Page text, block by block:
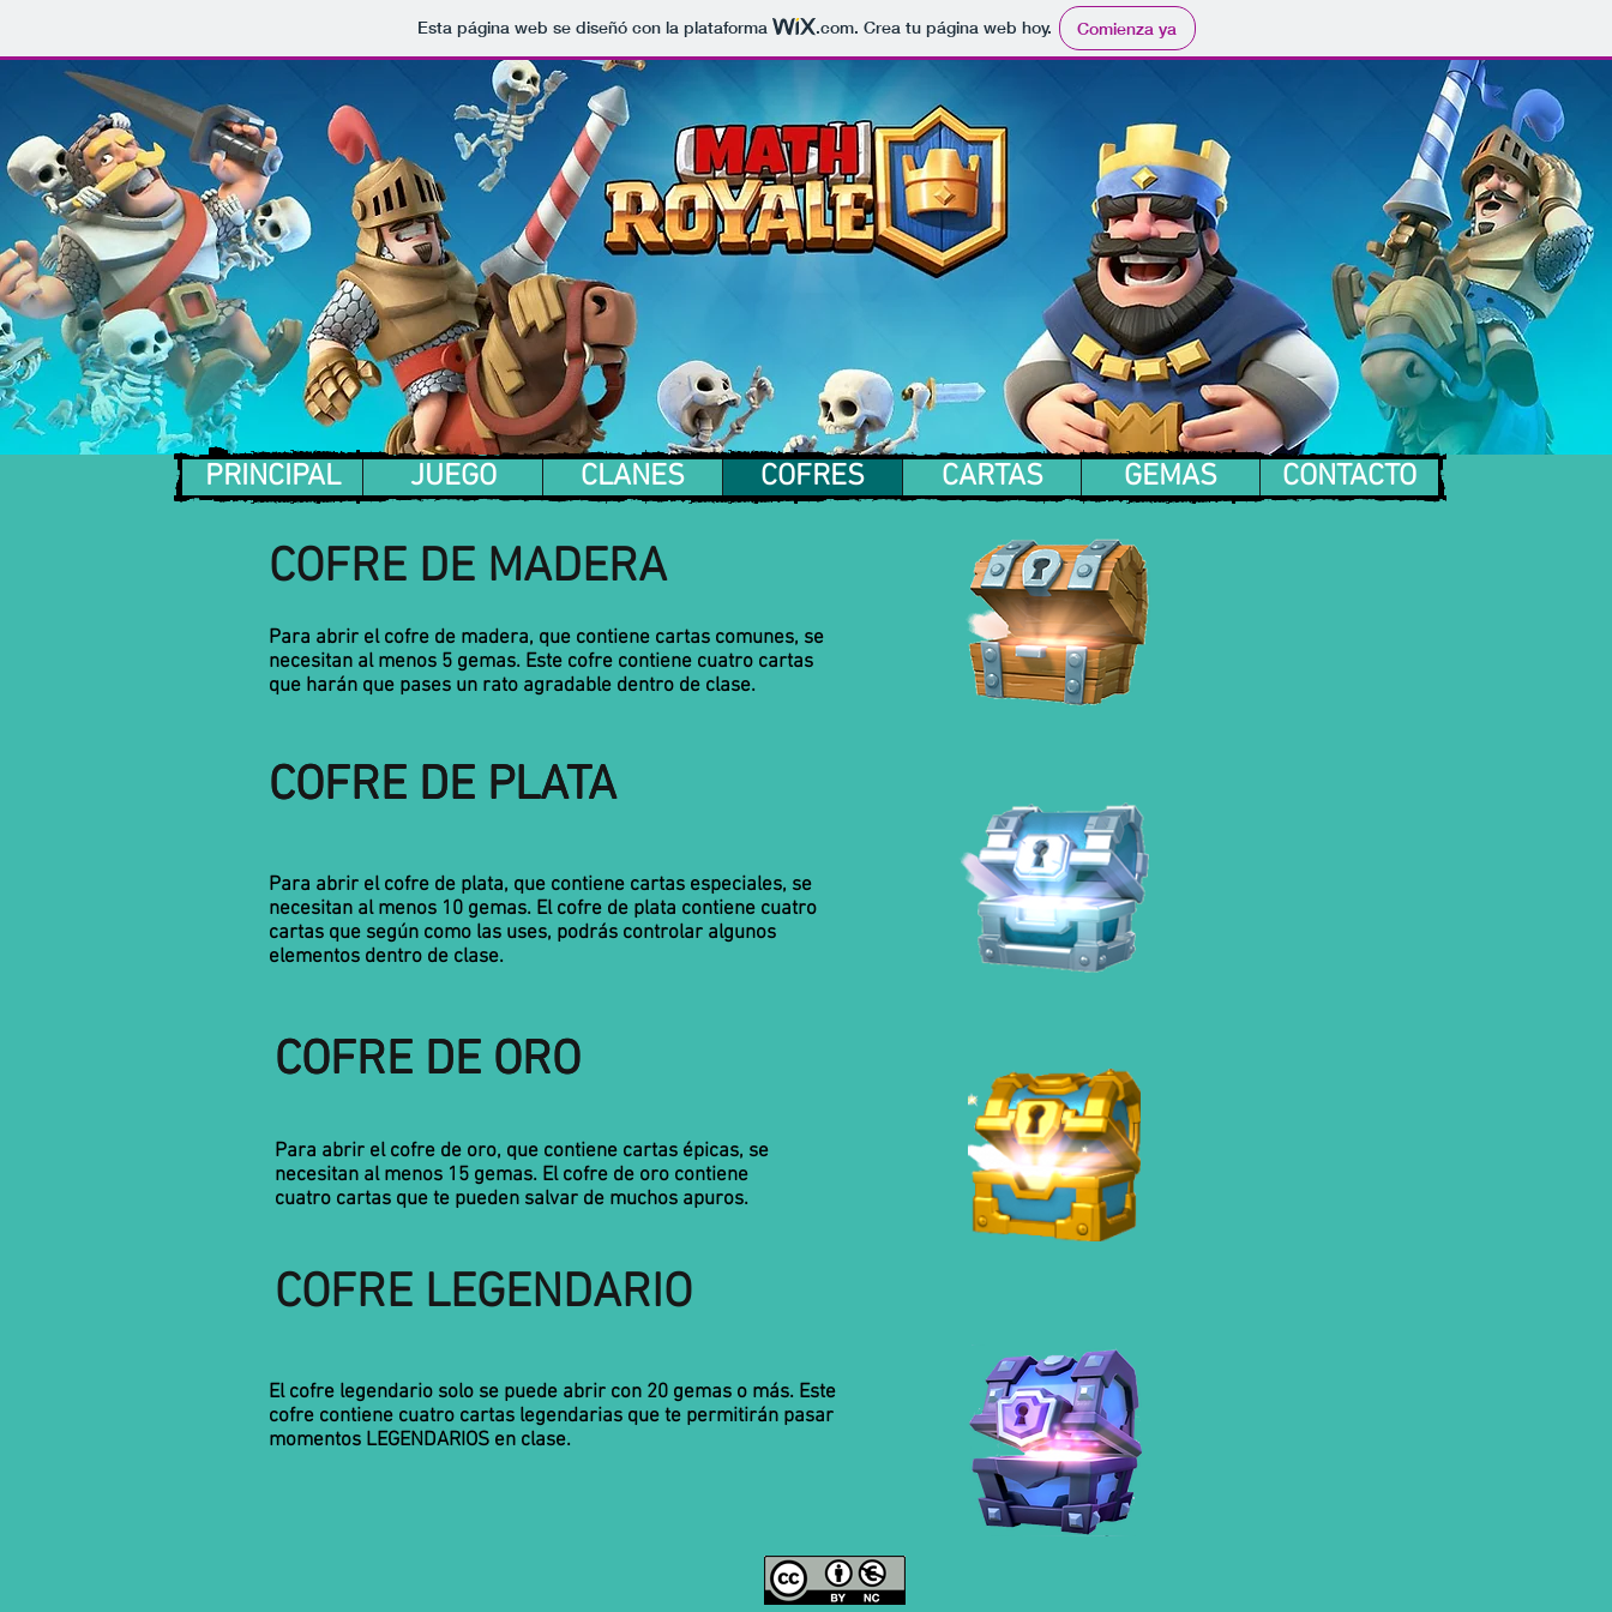
Esta página web se diseñó con la plataforma .com. Crea tu página web hoy. Comienza ya
PRINCIPAL JUEGO CLANES COFRES CARTAS More
PRINCIPAL JUEGO CLANES COFRES CARTAS GEMAS CONTACTO
COFRE DE MADERA
Para abrir el cofre de madera, que contiene cartas comunes, se
necesitan al menos 5 gemas. Este cofre contiene cuatro cartas
que harán que pases un rato agradable dentro de clase.
COFRE DE PLATA
COFRE DE PLATA
Para abrir el cofre de plata, que contiene cartas especiales, se
necesitan al menos 10 gemas. El cofre de plata contiene cuatro
cartas que según como las uses, podrás controlar algunos
elementos dentro de clase.
COFRE DE ORO
COFRE DE ORO
Para abrir el cofre de oro, que contiene cartas épicas, se
necesitan al menos 15 gemas. El cofre de oro contiene
cuatro cartas que te pueden salvar de muchos apuros.
COFRE LEGENDARIO
El cofre legendario solo se puede abrir con 20 gemas o más. Este
cofre contiene cuatro cartas legendarias que te permitirán pasar
momentos LEGENDARIOS en clase.